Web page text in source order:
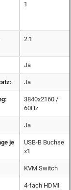
1
2.1
Ja
Ja
3840x2160 /
60Hz
Ja
je
USB-B Buchse
x1
KVM Switch
4-fach HDMI